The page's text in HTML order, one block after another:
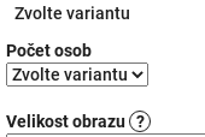
cena:
Zvolte variantu
Počet osob
Velikost obrazu ?